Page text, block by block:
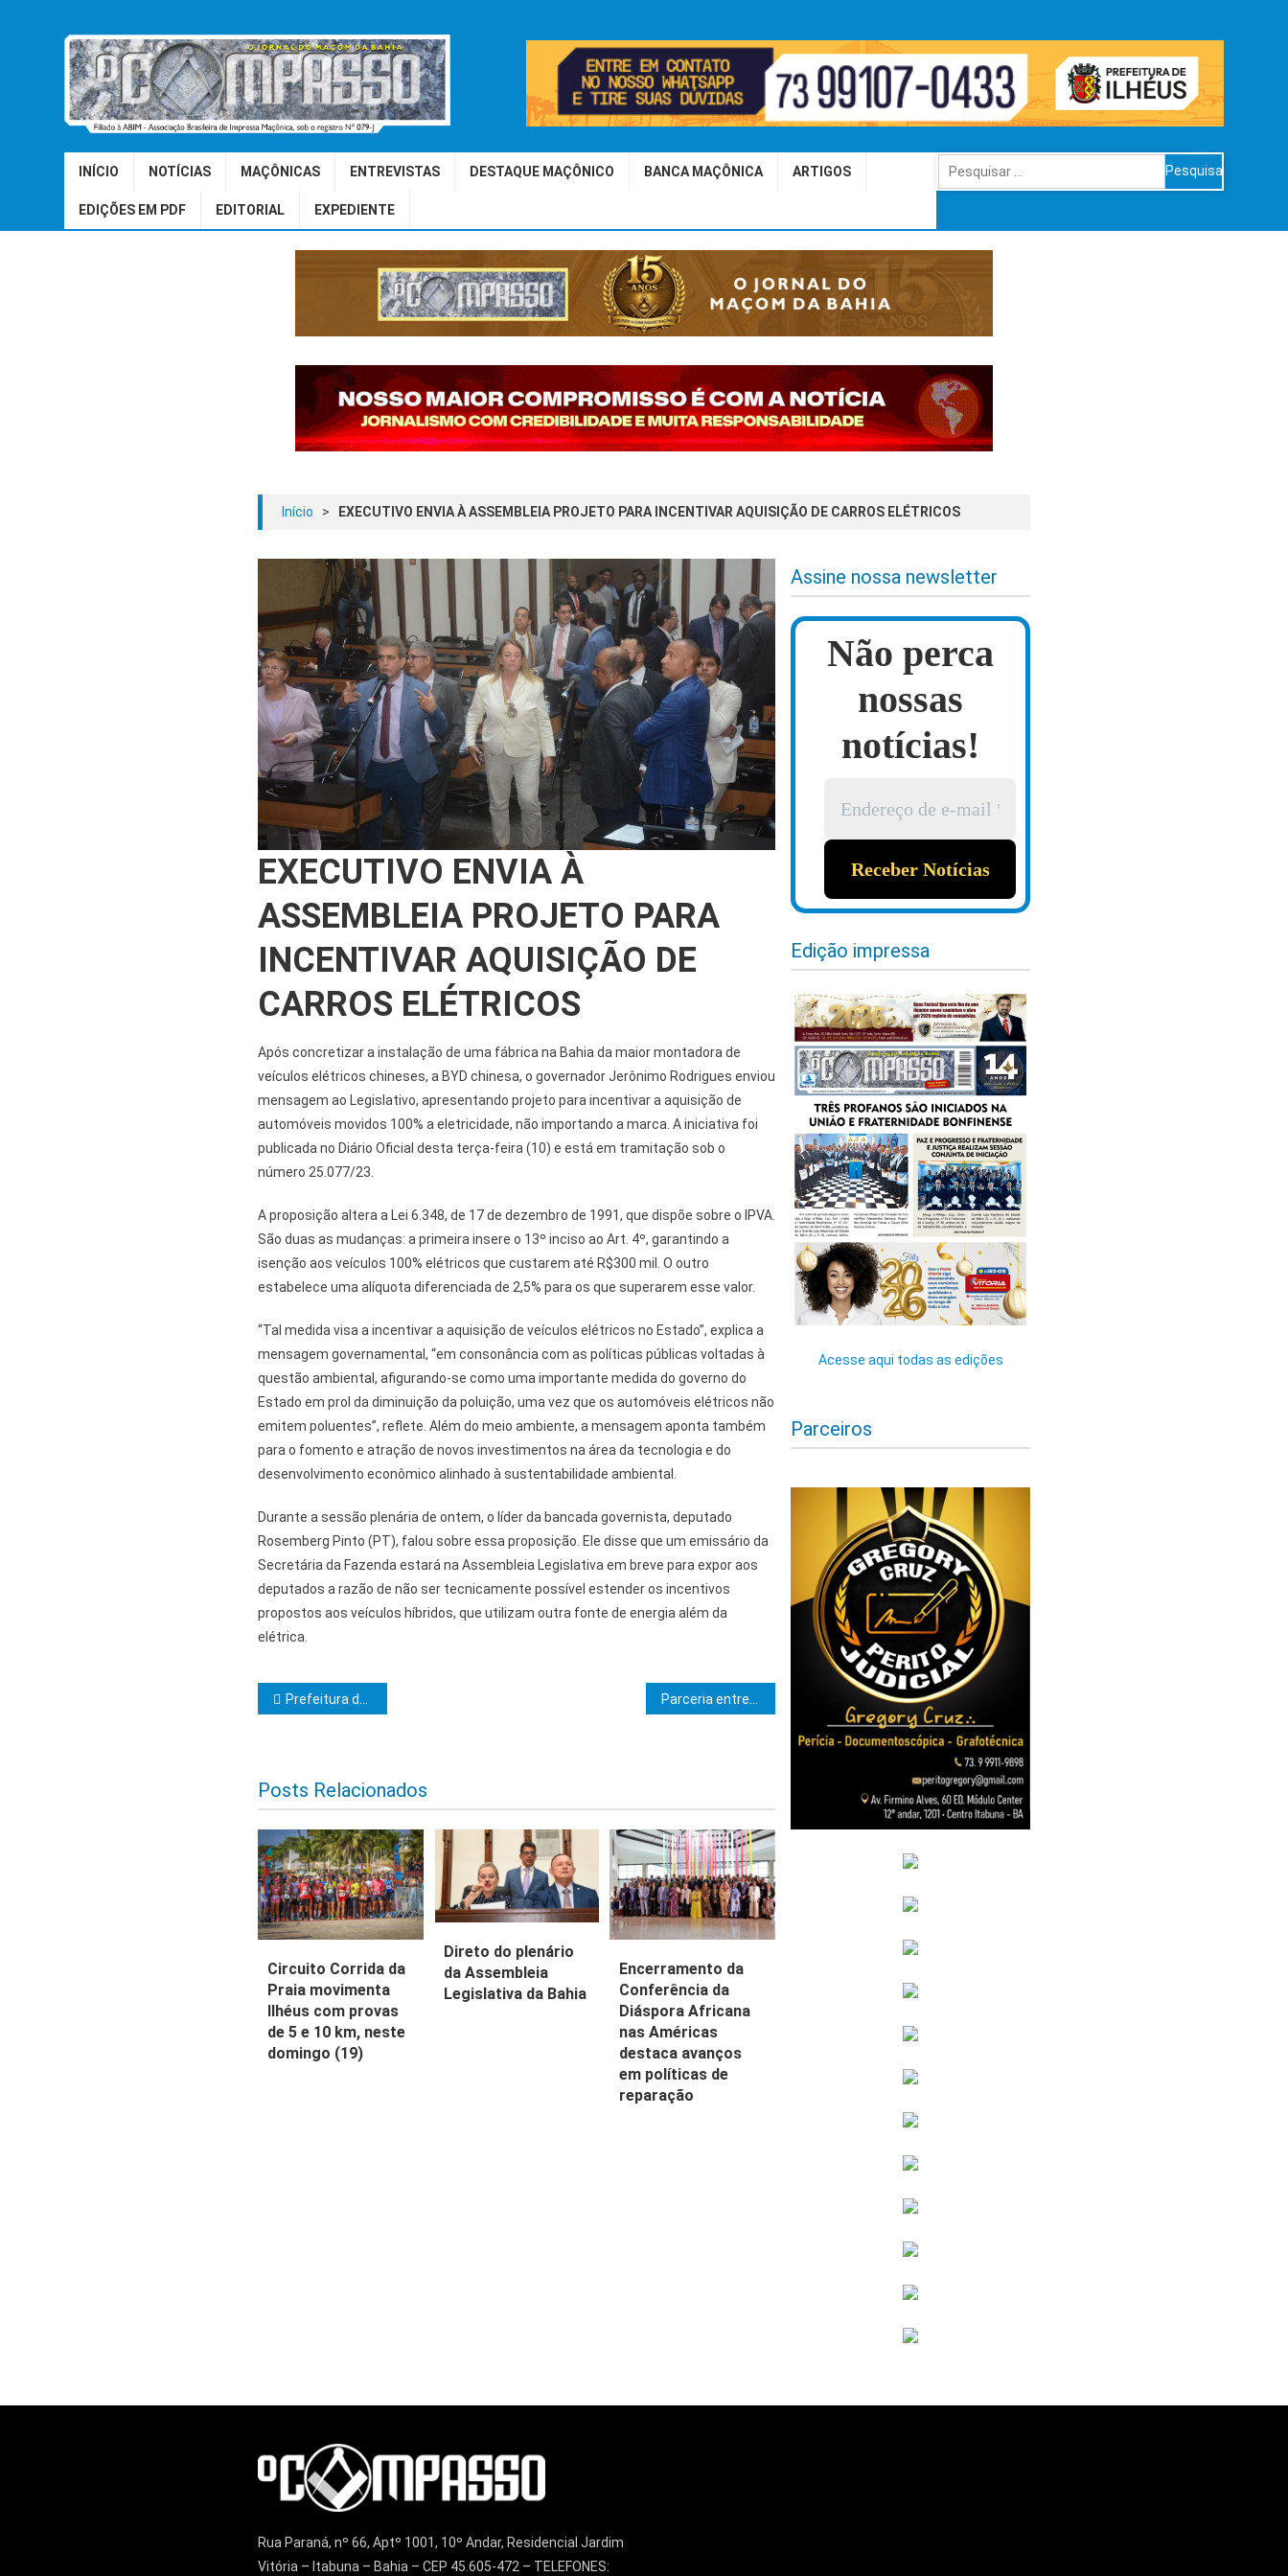
INÍCIO NOTÍCIAS MAÇÔNICAS ENTREVISTAS DESTAQUE MAÇÔNICO BANCA MAÇÔNICA ARTIGOS
EDIÇÕES EM PDF EDITORIAL EXPEDIENTE
Pesquisar
por:
Início > EXECUTIVO ENVIA À ASSEMBLEIA PROJETO PARA INCENTIVAR AQUISIÇÃO DE CARROS ELÉTRICOS
EXECUTIVO ENVIA À
ASSEMBLEIA PROJETO PARA
INCENTIVAR AQUISIÇÃO DE
CARROS ELÉTRICOS
Após concretizar a instalação de uma fábrica na Bahia da maior montadora de
veículos elétricos chineses, a BYD chinesa, o governador Jerônimo Rodrigues enviou
mensagem ao Legislativo, apresentando projeto para incentivar a aquisição de
automóveis movidos 100% a eletricidade, não importando a marca. A iniciativa foi
publicada no Diário Oficial desta terça-feira (10) e está em tramitação sob o
número 25.077/23.
A proposição altera a Lei 6.348, de 17 de dezembro de 1991, que dispõe sobre o IPVA.
São duas as mudanças: a primeira insere o 13º inciso ao Art. 4º, garantindo a
isenção aos veículos 100% elétricos que custarem até R$300 mil. O outro
estabelece uma alíquota diferenciada de 2,5% para os que superarem esse valor.
“Tal medida visa a incentivar a aquisição de veículos elétricos no Estado”, explica a
mensagem governamental, “em consonância com as políticas públicas voltadas à
questão ambiental, afigurando-se como uma importante medida do governo do
Estado em prol da diminuição da poluição, uma vez que os automóveis elétricos não
emitem poluentes”, reflete. Além do meio ambiente, a mensagem aponta também
para o fomento e atração de novos investimentos na área da tecnologia e do
desenvolvimento econômico alinhado à sustentabilidade ambiental.
Durante a sessão plenária de ontem, o líder da bancada governista, deputado
Rosemberg Pinto (PT), falou sobre essa proposição. Ele disse que um emissário da
Secretária da Fazenda estará na Assembleia Legislativa em breve para expor aos
deputados a razão de não ser tecnicamente possível estender os incentivos
propostos aos veículos híbridos, que utilizam outra fonte de energia além da
elétrica.
Navegação de Post
Prefeitura de Itabuna abre inscrições na Rede Municipal de Ensino para Processo de Seletivo para diretor e vice-diretor
Posts Relacionados
Circuito Corrida da
Praia movimenta
Ilhéus com provas
de 5 e 10 km, neste
domingo (19)
Direto do plenário
da Assembleia
Legislativa da Bahia
Encerramento da
Conferência da
Diáspora Africana
nas Américas
destaca avanços
em políticas de
reparação
Assine nossa newsletter
Não perca
nossas
notícias!
Edição impressa
Acesse aqui todas as edições
Parceiros
Rua Paraná, nº 66, Aptº 1001, 10º Andar, Residencial Jardim
Vitória – Itabuna – Bahia – CEP 45.605-472 – TELEFONES: